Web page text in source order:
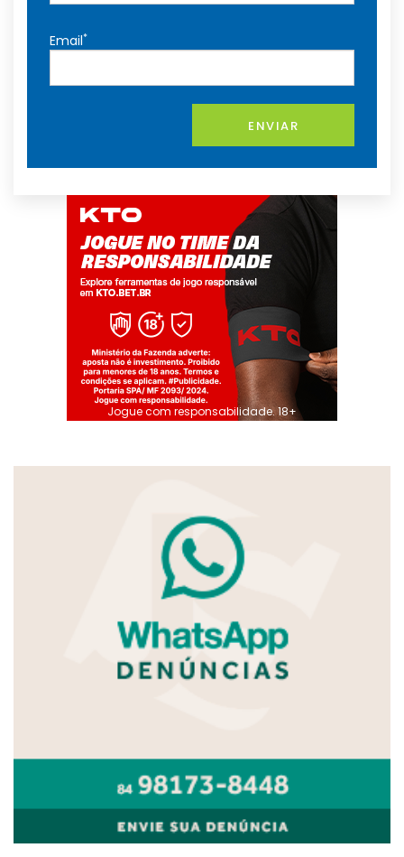
Email*
ENVIAR
Jogue com responsabilidade. 18+